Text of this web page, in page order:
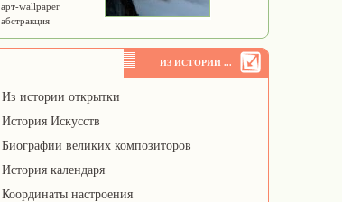
арт-wallpaper
абстракция
ИЗ ИСТОРИИ ...
Из истории открытки
История Искусств
Биографии великих композиторов
История календаря
Координаты настроения